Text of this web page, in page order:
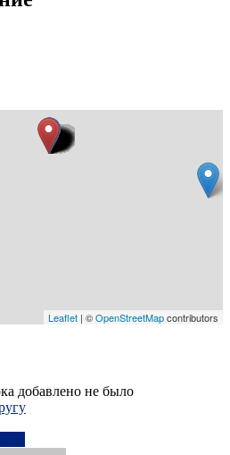
Leaflet | ©OpenStreetMapcontributors
добавлено не было